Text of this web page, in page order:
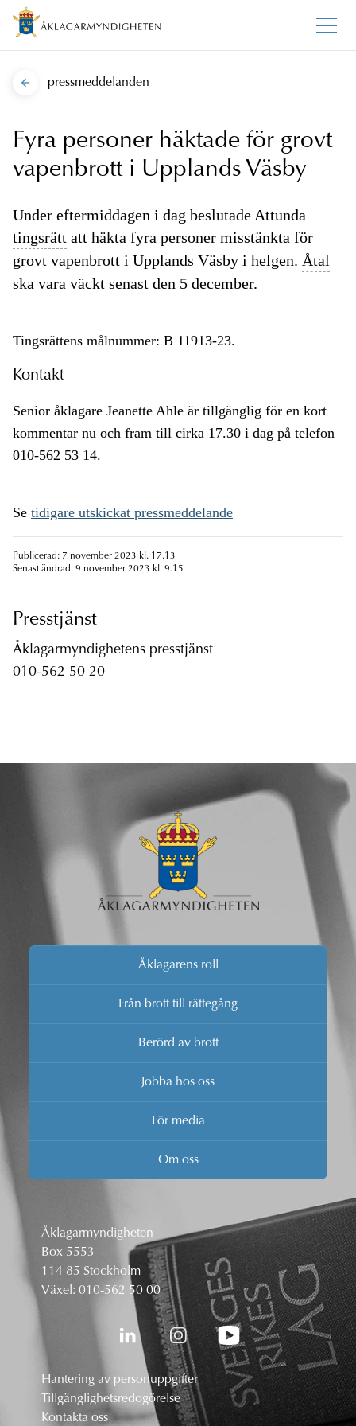
pressmeddelanden
Fyra personer häktade för grovt
vapenbrott i Upplands Väsby
Under eftermiddagen i dag beslutade Attunda
tingsrätt att häkta fyra personer misstänkta för
grovt vapenbrott i Upplands Väsby i helgen. Åtal
ska vara väckt senast den 5 december.
Tingsrättens målnummer: B 11913-23.
Kontakt
Senior åklagare Jeanette Ahle är tillgänglig för en kort
kommentar nu och fram till cirka 17.30 i dag på telefon
010-562 53 14.
Se tidigare utskickat pressmeddelande
Publicerad: 7 november 2023 kl. 17.13
Senast ändrad: 9 november 2023 kl. 9.15
Presstjänst
Åklagarmyndighetens presstjänst
010-562 50 20
Åklagarens roll
Från brott till rättegång
Berörd av brott
Jobba hos oss
För media
Om oss
Åklagarmyndigheten
Box 5553
114 85 Stockholm
Växel: 010-562 50 00
Hantering av personuppgifter
Tillgänglighetsredogörelse
Kontakta oss